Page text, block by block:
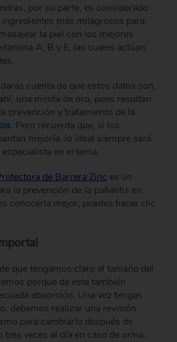
por su parte, es considerado
más milagrosos para
la piel con los mejores
A, B y E, las cuales actúan
cuenta de que estos datos son,
una minita de oro, pues resultan
prevención y tratamiento de la
. Pero recuerda que, si los
mejoría, lo ideal siempre será
en el tema.
de Barrera Zinc es un
la prevención de la pañalitis en
conocerla mejor, puedes hacer clic
que tengamos claro el tamaño del
porque de este también
absorción. Una vez tengas
debemos realizar una revisión
para cambiarlo después de
veces al día en caso de orina.